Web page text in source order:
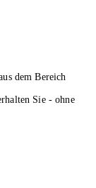
dem Bereich
Sie - ohne